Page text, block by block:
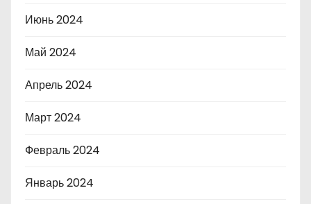
Июнь 2024
Май 2024
Апрель 2024
Март 2024
Февраль 2024
Январь 2024